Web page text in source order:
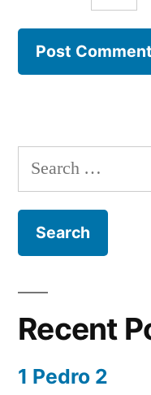
Search
for:
Recent
1 Pedro 2